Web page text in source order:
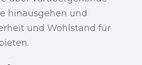
hinausgehen und
und Wohlstand für